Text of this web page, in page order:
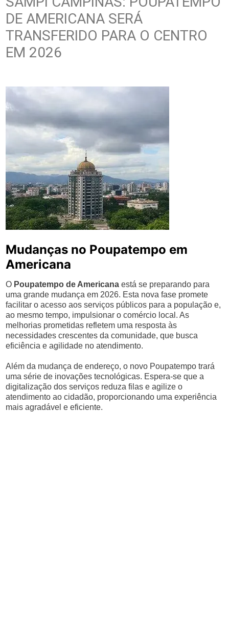
DE AMERICANA SERÁ
TRANSFERIDO PARA O CENTRO
EM 2026
Mudanças no Poupatempo em
Americana
O Poupatempo de Americana está se preparando para
uma grande mudança em 2026. Esta nova fase promete
facilitar o acesso aos serviços públicos para a população e,
ao mesmo tempo, impulsionar o comércio local. As
melhorias prometidas refletem uma resposta às
necessidades crescentes da comunidade, que busca
eficiência e agilidade no atendimento.
Além da mudança de endereço, o novo Poupatempo trará
uma série de inovações tecnológicas. Espera-se que a
digitalização dos serviços reduza filas e agilize o
atendimento ao cidadão, proporcionando uma experiência
mais agradável e eficiente.